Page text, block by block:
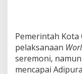
Pemerintah Kota
pelaksanaan
seremoni,
mencapai